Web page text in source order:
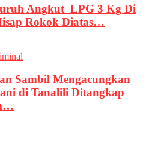
Angkut LPG 3 Kg Di
Rokok Diatas…
Sambil Mengacungkan
di Tanalili Ditangkap